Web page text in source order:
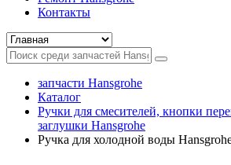
Контакты
запчасти Hansgrohe
Каталог
Ручки для смесителей, кнопки
заглушки Hansgrohe
Ручка для холодной воды